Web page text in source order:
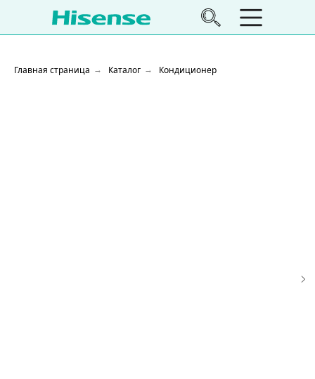
Главная страница → Каталог → Кондиционер